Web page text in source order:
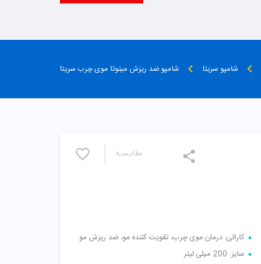
شامپو سریتا شامپو ضد ریزش مینوتا موی چرب سریتا
مقایسـه
کارائی: درمان موی چرب، تقویت کننده مو، ضد ریزش مو
سایز: 200 میلی لیتر